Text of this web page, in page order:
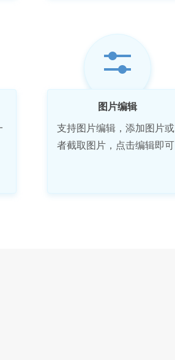
图片编辑
支持图片编辑，添加图片或
者截取图片，点击编辑即可